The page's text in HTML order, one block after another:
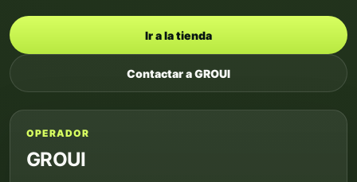
Ir a la tienda
Contactar a GROUI
OPERADOR
GROUI